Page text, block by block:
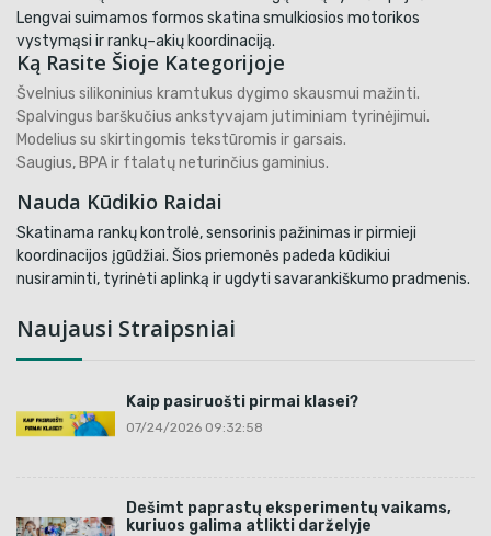
Naujausi Straipsniai
Kaip pasiruošti pirmai klasei?
07/24/2026 09:32:58
Dešimt paprastų eksperimentų vaikams,
kuriuos galima atlikti darželyje
Lengvai suimamos formos skatina smulkiosios motorikos
vystymąsi ir rankų–akių koordinaciją.
Ką Rasite Šioje Kategorijoje
Švelnius silikoninius kramtukus dygimo skausmui mažinti.
Spalvingus barškučius ankstyvajam jutiminiam tyrinėjimui.
Modelius su skirtingomis tekstūromis ir garsais.
Saugius, BPA ir ftalatų neturinčius gaminius.
Nauda Kūdikio Raidai
Skatinama rankų kontrolė, sensorinis pažinimas ir pirmieji
koordinacijos įgūdžiai. Šios priemonės padeda kūdikiui
nusiraminti, tyrinėti aplinką ir ugdyti savarankiškumo pradmenis.